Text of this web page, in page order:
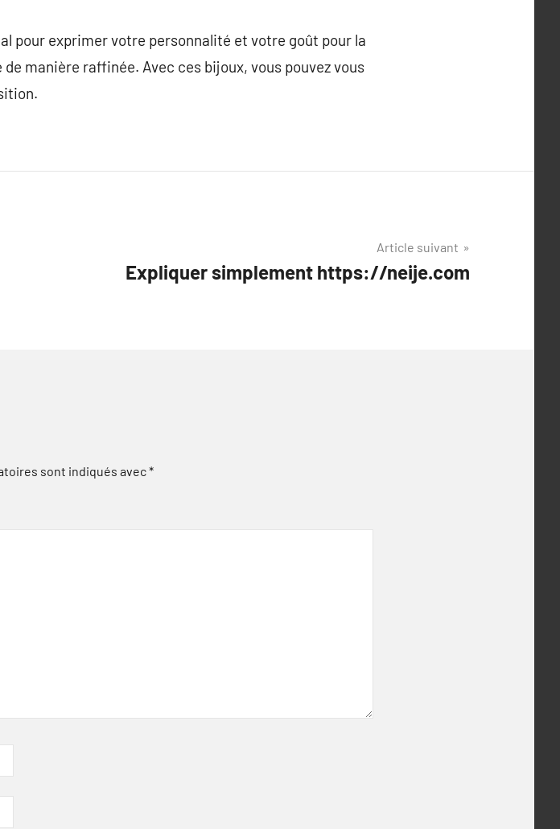
pour exprimer votre personnalité et votre goût pour la
manière raffinée. Avec ces bijoux, vous pouvez vous
Article suivant
Expliquer simplement https://neije.com
sont indiqués avec*